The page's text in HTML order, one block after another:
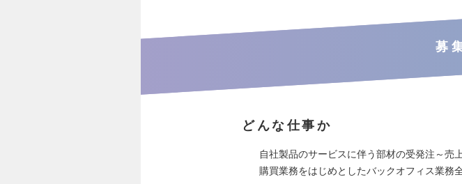
募
どんな仕事か
自社製品のサービスに伴う部材の受発注～売
購買業務をはじめとしたバックオフィス業務